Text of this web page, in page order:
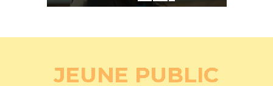
JEUNE PUBLIC